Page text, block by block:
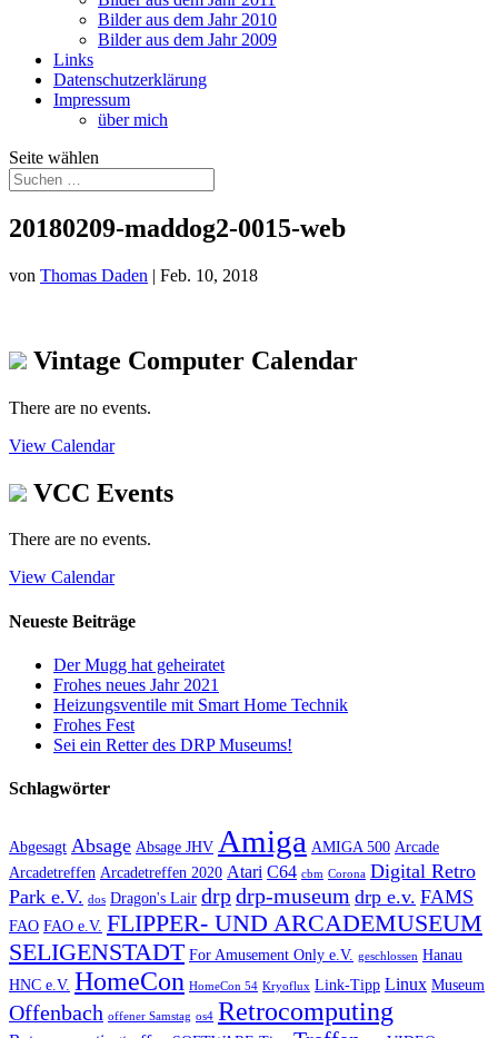
Bilder aus dem Jahr 2010
Bilder aus dem Jahr 2009
Links
Datenschutzerklärung
Impressum
über mich
Seite wählen
20180209-maddog2-0015-web
von Thomas Daden | Feb. 10, 2018
Vintage Computer Calendar
There are no events.
View Calendar
VCC Events
There are no events.
View Calendar
Neueste Beiträge
Der Mugg hat geheiratet
Frohes neues Jahr 2021
Heizungsventile mit Smart Home Technik
Frohes Fest
Sei ein Retter des DRP Museums!
Schlagwörter
Abgesagt Absage Absage JHV Amiga AMIGA 500 Arcade
Arcadetreffen Arcadetreffen 2020 Atari C64 cbm Corona Digital Retro
Park e.V. dos Dragon's Lair drpdrp-museum drp e.v. FAMS
FAO FAO e.V. FLIPPER- UND ARCADEMUSEUM
SELIGENSTADT For Amusement Only e.V. geschlossen Hanau
HNC e.V. HomeCon HomeCon 54 Kryoflux Link-Tipp Linux Museum
Offenbach offener Samstag os4 Retrocomputing